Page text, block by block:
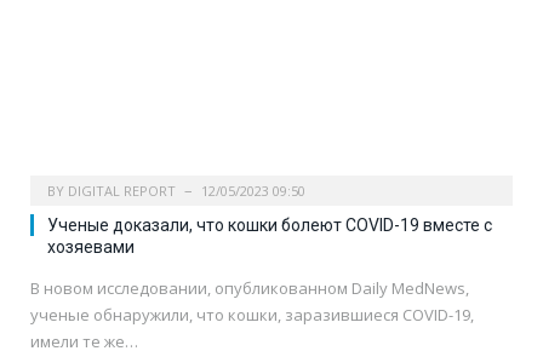
BY DIGITAL REPORT 12/05/2023 09:50
Ученые доказали, что кошки болеют COVID-19 вместе с
хозяевами
В новом исследовании, опубликованном Daily MedNews,
ученые обнаружили, что кошки, заразившиеся COVID-19,
имели те же…